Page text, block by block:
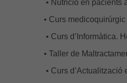
• Nutrició en pacients
• Curs
• Curs d’Informàtica.
• Taller de
• Curs